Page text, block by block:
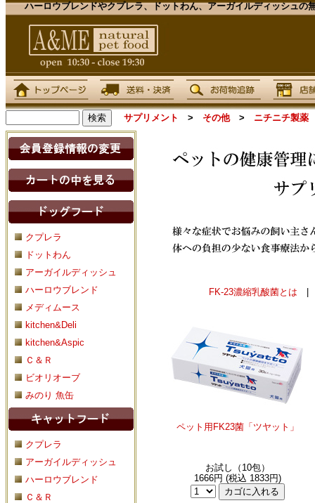
ハーロウブレンドやクプレラ、ドットわん、アーガイルディッシュ
サプリメント > その他> ニチニチ製薬
クプレラ
ドットわん
アーガイルディッシュ
ハーロウブレンド
メディムース
kitchen&Deli
kitchen&Aspic
Ｃ＆Ｒ
ビオリオーブ
みのり 魚缶
クプレラ
アーガイルディッシュ
ハーロウブレンド
Ｃ＆Ｒ
FK-23濃縮乳酸菌とは
ペット用FK23菌「ツヤット」
お試し（10包）
1666円 (税込 1833円)